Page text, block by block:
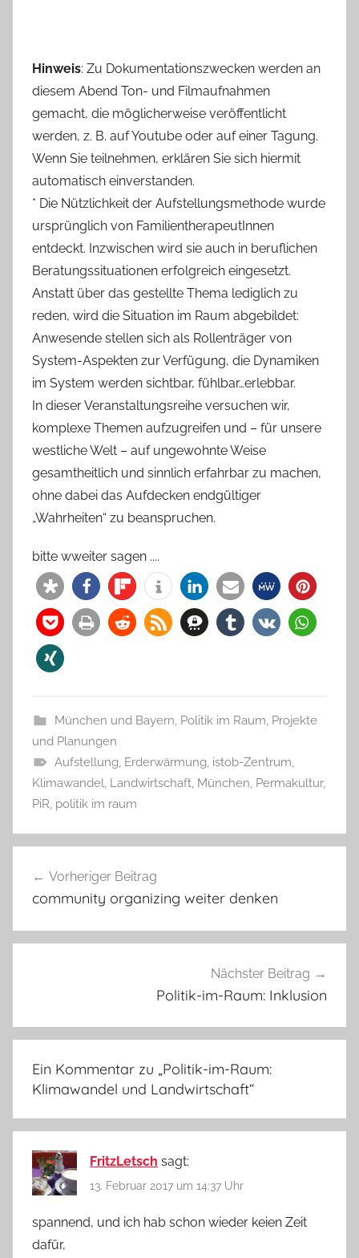
Hinweis: Zu Dokumentationszwecken werden an
diesem Abend Ton- und Filmaufnahmen
gemacht, die möglicherweise veröffentlicht
werden, z. B. auf Youtube oder auf einer Tagung.
Wenn Sie teilnehmen, erklären Sie sich hiermit
automatisch einverstanden.
* Die Nützlichkeit der Aufstellungsmethode wurde
ursprünglich von FamilientherapeutInnen
entdeckt. Inzwischen wird sie auch in beruflichen
Beratungssituationen erfolgreich eingesetzt.
Anstatt über das gestellte Thema lediglich zu
reden, wird die Situation im Raum abgebildet:
Anwesende stellen sich als Rollenträger von
System-Aspekten zur Verfügung, die Dynamiken
im System werden sichtbar, fühlbar…erlebbar.
In dieser Veranstaltungsreihe versuchen wir,
komplexe Themen aufzugreifen und – für unsere
westliche Welt – auf ungewohnte Weise
gesamtheitlich und sinnlich erfahrbar zu machen,
ohne dabei das Aufdecken endgültiger
„Wahrheiten“ zu beanspruchen.
bitte wweiter sagen ....
München und Bayern, Politik im Raum, Projekte
und Planungen
Aufstellung, Erderwärmung, istob-Zentrum,
Klimawandel, Landwirtschaft, München, Permakultur,
PiR, politik im raum
Vorheriger Beitrag
community organizing weiter denken
Nächster Beitrag
Politik-im-Raum: Inklusion
Ein Kommentar zu „Politik-im-Raum:
Klimawandel und Landwirtschaft“
FritzLetsch sagt:
13. Februar 2017 um 14:37 Uhr
spannend, und ich hab schon wieder keien Zeit
dafür,